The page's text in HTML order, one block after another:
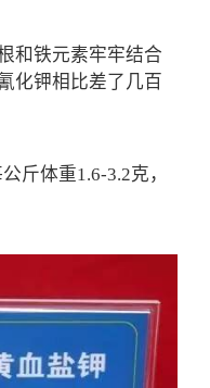
和铁元素牢牢结合
化钾相比差了几百
斤体重1.6-3.2克，